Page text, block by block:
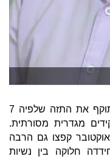
בשיחה שערכנו דחה הרב טהרלב בתוקף את התזה שלפיה 7
מגדרית מסורתית.
הוא הנכון", הוא קובע. "ב-7 באוקטובר קפצו גם הרבה
חלוקה בין נשיות